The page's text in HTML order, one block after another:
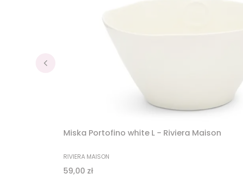
Miska Portofino white L - Riviera Maison
PRODUCENT
RIVIERA MAISON
Cena
59,00 zł